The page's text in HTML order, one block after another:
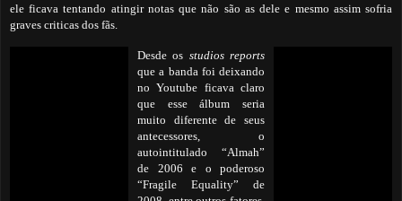
ele ficava tentando atingir notas que não são as dele e mesmo assim sofria
graves criticas dos fãs.
Desde os studios reports
que a banda foi deixando
no Youtube ficava claro
que esse álbum seria
muito diferente de seus
antecessores, o
autointitulado “Almah”
de 2006 e o poderoso
“Fragile Equality” de